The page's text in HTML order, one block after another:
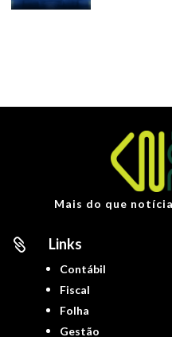
Mais do que
 Links
Contábil
Fiscal
Folha
Gestão